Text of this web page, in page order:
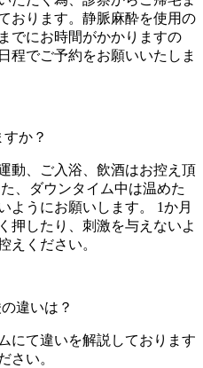
おります。静脈麻酔を使用の
でにお時間がかかりますの
程でご予約をお願いいたしま
か？
動、ご入浴、飲酒はお控え頂
、ダウンタイム中は温めた
ようにお願いします。 1か月
押したり、刺激を与えないよ
えください。
違いは？
にて違いを解説しております
さい。